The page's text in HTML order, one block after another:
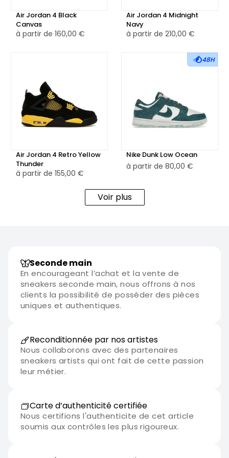
Air Jordan 4 Black
Canvas
à partir de 160,00 €
Air Jordan 4 Midnight
Navy
à partir de 210,00 €
Air Jordan 4 Retro Yellow
Thunder
à partir de 155,00 €
48H
Nike Dunk Low Ocean
à partir de 80,00 €
Voir plus
Seconde main
En encourageant l’achat et la vente de
sneakers seconde main, nous offrons à nos
clients la possibilité de posséder des pièces
uniques et authentiques.
Reconditionnée par nos artistes
Nous collaborons avec des partenaires
sneakers artists qui ont fait de cette passion
leur métier.
Carte d’authenticité certifiée
Nous certifions l'authenticite de cet article
soumis aux contrôles les plus rigoureux.